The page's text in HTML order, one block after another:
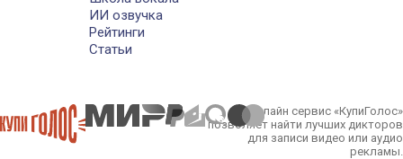
ИИ озвучка
Рейтинги
Статьи
Онлайн сервис «КупиГолос»
позволяет найти лучших дикторов
для записи видео или аудио
рекламы.